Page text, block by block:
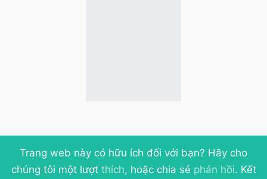
Trang web này có hữu ích đối với bạn? Hãy cho
chúng tôi một lượt thích, hoặc chia sẻ phản hồi. Kết